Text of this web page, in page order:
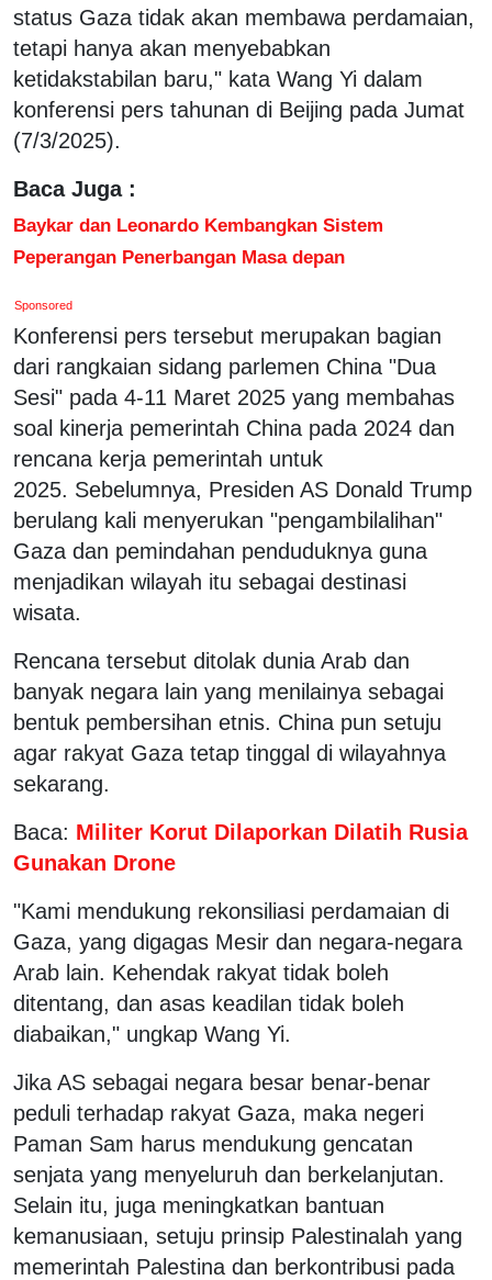
status Gaza tidak akan membawa perdamaian,
tetapi hanya akan menyebabkan
ketidakstabilan baru," kata Wang Yi dalam
konferensi pers tahunan di Beijing pada Jumat
(7/3/2025).
Baca Juga :
Baykar dan Leonardo Kembangkan Sistem
Peperangan Penerbangan Masa depan
Sponsored
Konferensi pers tersebut merupakan bagian
dari rangkaian sidang parlemen China "Dua
Sesi" pada 4-11 Maret 2025 yang membahas
soal kinerja pemerintah China pada 2024 dan
rencana kerja pemerintah untuk
2025. Sebelumnya, Presiden AS Donald Trump
berulang kali menyerukan "pengambilalihan"
Gaza dan pemindahan penduduknya guna
menjadikan wilayah itu sebagai destinasi
wisata.
Rencana tersebut ditolak dunia Arab dan
banyak negara lain yang menilainya sebagai
bentuk pembersihan etnis. China pun setuju
agar rakyat Gaza tetap tinggal di wilayahnya
sekarang.
Baca: Militer Korut Dilaporkan Dilatih Rusia
Gunakan Drone
"Kami mendukung rekonsiliasi perdamaian di
Gaza, yang digagas Mesir dan negara-negara
Arab lain. Kehendak rakyat tidak boleh
ditentang, dan asas keadilan tidak boleh
diabaikan," ungkap Wang Yi.
Jika AS sebagai negara besar benar-benar
peduli terhadap rakyat Gaza, maka negeri
Paman Sam harus mendukung gencatan
senjata yang menyeluruh dan berkelanjutan.
Selain itu, juga meningkatkan bantuan
kemanusiaan, setuju prinsip Palestinalah yang
memerintah Palestina dan berkontribusi pada